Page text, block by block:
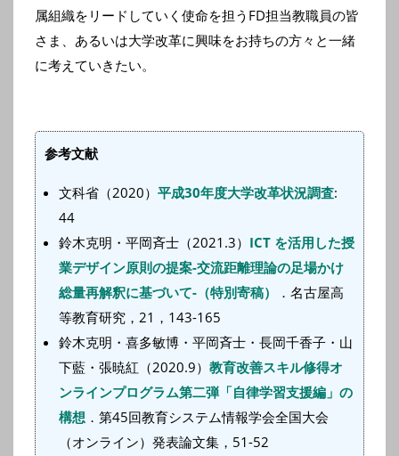
属組織をリードしていく使命を担うFD担当教職員の皆
さま、あるいは大学改革に興味をお持ちの方々と一緒
に考えていきたい。
参考文献
文科省（2020） 平成30年度大学改革状況調査:
44
鈴木克明・平岡斉士（2021.3） ICT を活用した授
業デザイン原則の提案-交流距離理論の足場かけ
総量再解釈に基づいて-（特別寄稿）
．名古屋高
等教育研究，21，143-165
鈴木克明・喜多敏博・平岡斉士・長岡千香子・山
下藍・張暁紅（2020.9） 教育改善スキル修得オ
ンラインプログラム第二弾「自律学習支援編」の
構想 ．第45回教育システム情報学会全国大会
（オンライン）発表論文集，51-52